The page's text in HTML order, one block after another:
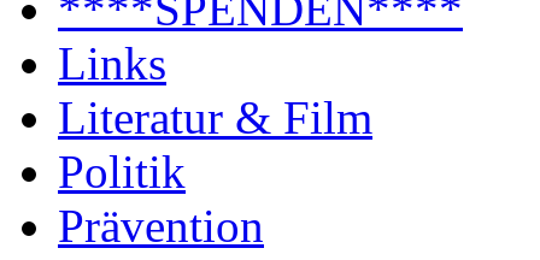
Links
Literatur & Film
Politik
Prävention